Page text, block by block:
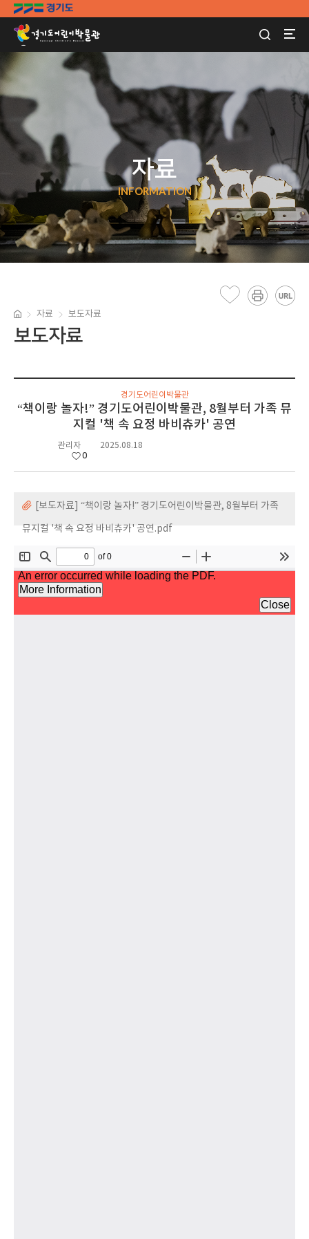
자료
INFORMATION
자료 보도자료
보도자료
경기도어린이박물관
“책이랑 놀자!” 경기도어린이박물관, 8월부터 가족 뮤
지컬 '책 속 요정 바비츄카' 공연
관리자 2025.08.18
0
[보도자료] “책이랑 놀자!” 경기도어린이박물관, 8월부터 가족
뮤지컬 '책 속 요정 바비츄카' 공연.pdf